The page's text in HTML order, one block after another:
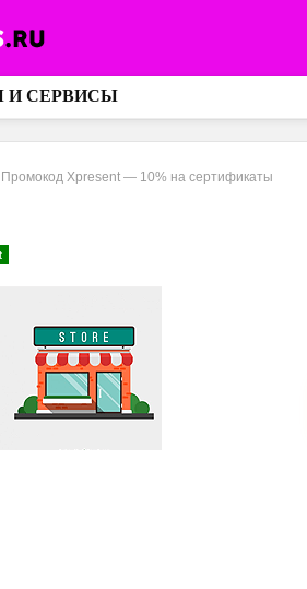
И СЕРВИСЫ
Промокод Xpresent — 10% на сертификаты